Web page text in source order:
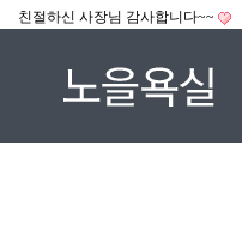
친절하신 사장님 감사합니다~~